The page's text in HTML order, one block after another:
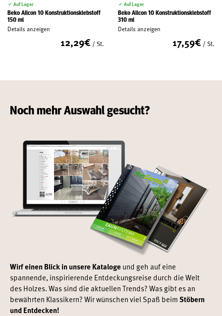
Auf Lager
Beko Allcon 10 Konstruktionsklebstoff
150 ml
Details anzeigen
12,29€ / St.
Auf Lager
Beko Allcon 10 Konstruktionsklebstoff
310 ml
Details anzeigen
17,59€ / St.
Noch mehr Auswahl gesucht?
Wirf einen Blick in unsere Katalogeund geh auf eine
spannende, inspirierende Entdeckungsreise durch die Welt
des Holzes. Was sind die aktuellen Trends? Was gibt es an
bewährten Klassikern? Wir wünschen viel Spaß beimStöbern
und Entdecken!